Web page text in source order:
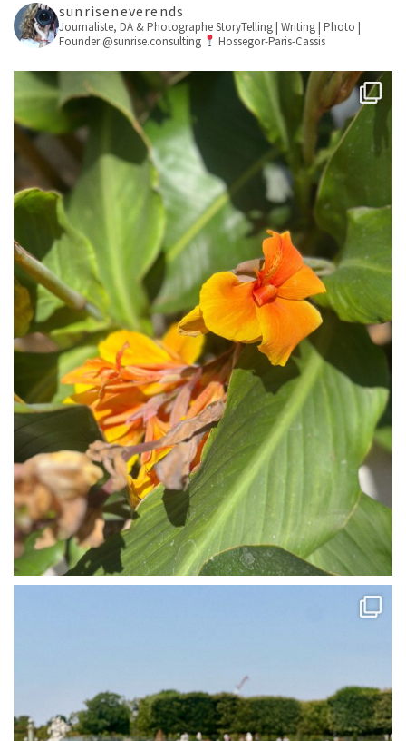
sunriseneverends
Journaliste, DA & PhotographeStoryTelling | Writing | Photo |
Founder @sunrise.consulting
Hossegor-Paris-Cassis